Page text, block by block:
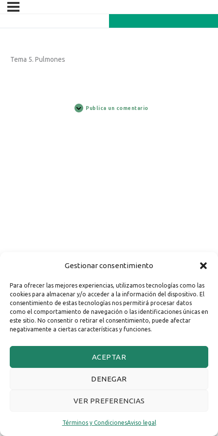
Gestionar consentimiento
Para ofrecer las mejores experiencias, utilizamos tecnologías como las
cookies para almacenar y/o acceder a la información del dispositivo. El
consentimiento de estas tecnologías nos permitirá procesar datos
como el comportamiento de navegación o las identificaciones únicas en
este sitio. No consentir o retirar el consentimiento, puede afectar
negativamente a ciertas características y funciones.
ACEPTAR
DENEGAR
VER PREFERENCIAS
Términos y CondicionesAviso legal
Tema 5. Pulmones
Publica un comentario